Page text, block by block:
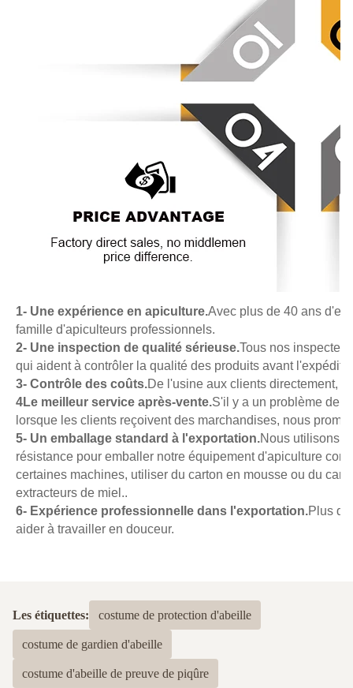
1- Une expérience en apiculture.Avec plus de 40 ans
famille d'apiculteurs professionnels.
2- Une inspection de qualité sérieuse.Tous nos
qui aident à contrôler la qualité des produits avant
3- Contrôle des coûts.De l'usine aux clients directement,
4Le meilleur service après-vente.S'il y a un problème de
lorsque les clients reçoivent des marchandises, nous
5- Un emballage standard à l'exportation.Nous utilisons
résistance pour emballer notre équipement d'apiculture
certaines machines, utiliser du carton en mousse ou du
extracteurs de miel..
6- Expérience professionnelle dans l'exportation.Plus
aider à travailler en douceur.
Les étiquettes: costume de protection d'abeille
costume de gardien d'abeille
costume d'abeille de preuve de piqûre